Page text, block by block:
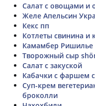
Салат с овощами и
Желе Апельсин
Кекс пп
Котлеты свинина и
Камамбер Ришилье
Творожный сыр
Салат с закуской
Кабачки с фаршем с
Суп-крем
броколли